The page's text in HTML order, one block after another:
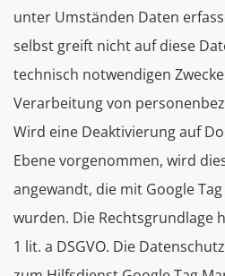
unter Umständen Daten
selbst greift nicht auf diese
technisch notwendigen
Verarbeitung von
Wird eine Deaktivierung auf
Ebene vorgenommen, wird
angewandt, die mit Google
wurden. Die Rechtsgrundlage
1 lit. a DSGVO. Die